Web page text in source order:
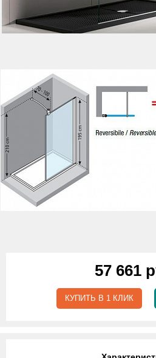
57 661
КУПИТЬ В 1 КЛИК